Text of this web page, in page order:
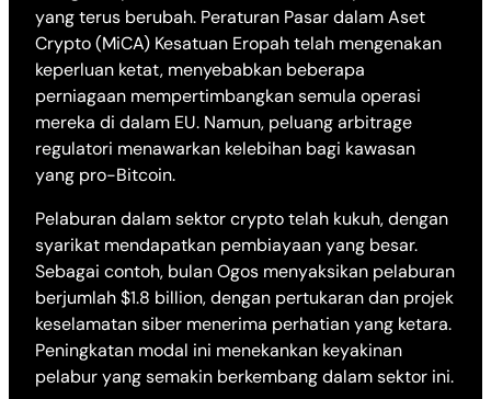
yang terus berubah. Peraturan Pasar dalam Aset
Crypto (MiCA) Kesatuan Eropah telah mengenakan
keperluan ketat, menyebabkan beberapa
perniagaan mempertimbangkan semula operasi
mereka di dalam EU. Namun, peluang arbitrage
regulatori menawarkan kelebihan bagi kawasan
yang pro-Bitcoin.
Pelaburan dalam sektor crypto telah kukuh, dengan
syarikat mendapatkan pembiayaan yang besar.
Sebagai contoh, bulan Ogos menyaksikan pelaburan
berjumlah $1.8 billion, dengan pertukaran dan projek
keselamatan siber menerima perhatian yang ketara.
Peningkatan modal ini menekankan keyakinan
pelabur yang semakin berkembang dalam sektor ini.